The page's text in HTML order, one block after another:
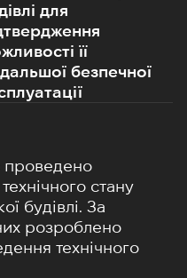
для
її
безпечної
проведено
стану
будівлі. За
розроблено
технічного